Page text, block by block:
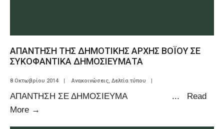
ΑΠΑΝΤΗΣΗ ΤΗΣ ΔΗΜΟΤΙΚΗΣ ΑΡΧΗΣ ΒΟΪΟΥ ΣΕ
ΣΥΚΟΦΑΝΤΙΚΑ ΔΗΜΟΣΙΕΥΜΑΤΑ
8 Οκτωβρίου 2014 Ανακοινώσεις, Δελτία τύπου
ΑΠΑΝΤΗΣΗ ΣΕ ΔΗΜΟΣΙΕΥΜΑ ...
Read
More →